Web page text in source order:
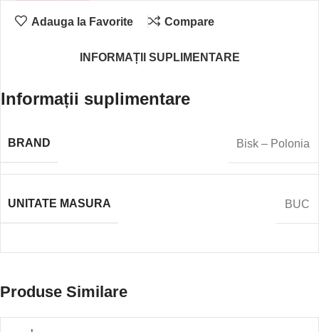
Adauga la Favorite Compare
INFORMAȚII SUPLIMENTARE
Informații suplimentare
BRAND Bisk – Polonia
UNITATE MASURA BUC
Produse Similare